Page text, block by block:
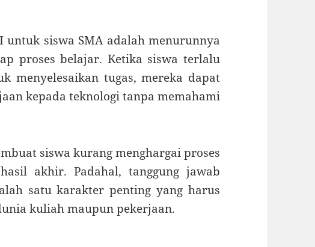
untuk siswa SMA adalah menurunnya
proses belajar. Ketika siswa terlalu
menyelesaikan tugas, mereka dapat
kepada teknologi tanpa memahami
siswa kurang menghargai proses
akhir. Padahal, tanggung jawab
satu karakter penting yang harus
kuliah maupun pekerjaan.